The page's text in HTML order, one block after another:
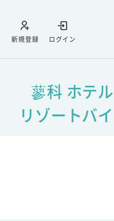
ログイン
新規登録
蓼科 ホテ
リゾートバ